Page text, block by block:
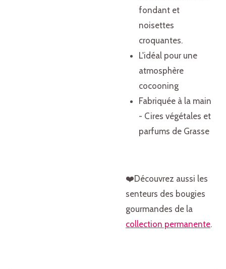
fondant et
noisettes
croquantes.
L'idéal pour une
atmosphère
cocooning
Fabriquée à la main
- Cires végétales et
parfums de Grasse
❤️Découvrez aussi les
senteurs des bougies
gourmandes de la
collection permanente.